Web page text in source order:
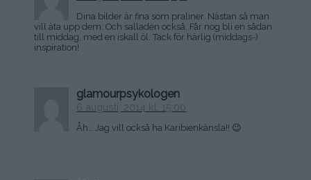
Dina bilder är fina som praliner. Nästan så man
vill äta upp dem. Och salladen också. Får nog bli en sådan
till middag, med en iskall öl. Tack för härlig (middags-)
inspiration!
glamourpsykologen
6 augusti, 2014 kl. 15:00
Åh… Jag vill också ha Karibienkänsla!! 😉